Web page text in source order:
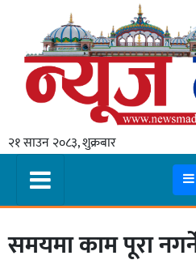
२१ साउन २०८३, शुक्रबार
गृहपृष्ठ
स्थानीय
प्रदेश
मधेश
समयमा काम पूरा